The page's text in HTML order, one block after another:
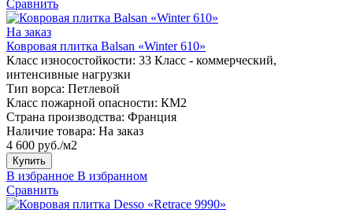
Сравнить
На заказ
Ковровая плитка Balsan «Winter 610»
Класс износостойкости: 33 Класс - коммерческий,
интенсивные нагрузки
Тип ворса: Петлевой
Класс пожарной опасности: КМ2
Страна производства: Франция
Наличие товара: На заказ
4 600 руб./м2
Купить
В избранное В избранном
Сравнить